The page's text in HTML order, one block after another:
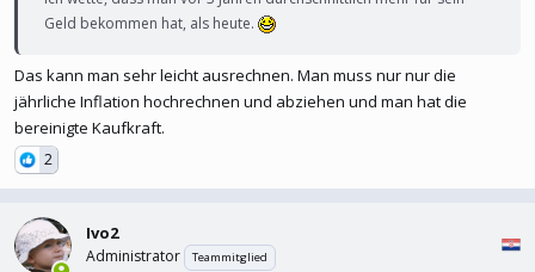
Geld bekommen hat, als heute.
Das kann man sehr leicht ausrechnen. Man muss nur nur die
jährliche Inflation hochrechnen und abziehen und man hat die
bereinigte Kaufkraft.
2
Ivo2
Administrator Teammitglied